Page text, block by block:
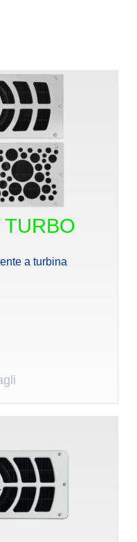
a turbina